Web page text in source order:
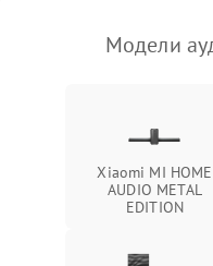
Модели
Xiaomi MI HOME
AUDIO METAL
EDITION